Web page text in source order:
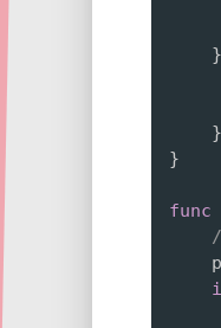
}
}
}
func